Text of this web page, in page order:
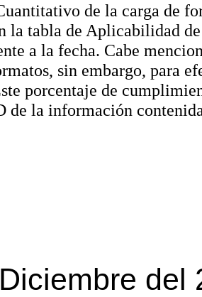
de la carga de
la tabla de Aplicabilidad
a la fecha. Cabe
sin embargo, para
porcentaje de
la información
Diciembre del